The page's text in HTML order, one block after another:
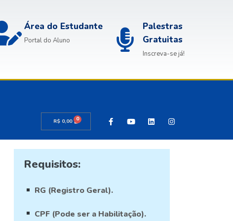
Área do Estudante
Portal do Aluno
Palestras
Gratuitas
Inscreva-se já!
R$ 0,00 0
Requisitos:
RG (Registro Geral).
CPF (Pode ser a Habilitação).